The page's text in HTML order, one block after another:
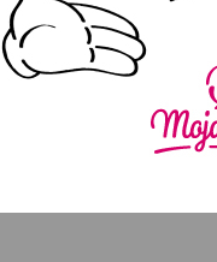
Streda 12-14 rokov
DETAIL